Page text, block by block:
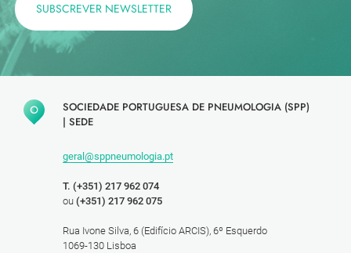
SUBSCREVER NEWSLETTER
SOCIEDADE PORTUGUESA DE PNEUMOLOGIA (SPP)
| SEDE
geral@sppneumologia.pt
T. (+351) 217 962 074
ou (+351) 217 962 075
Rua Ivone Silva, 6 (Edifício ARCIS), 6º Esquerdo
1069-130 Lisboa